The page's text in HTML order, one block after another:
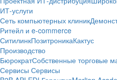
ИТ-услуги
Сеть компьютерных клиник
Ритейл и e-commerce
СитилинкПозитроникаКактус
Производство
БюрократСобственные торговые
Сервисы Сервисы